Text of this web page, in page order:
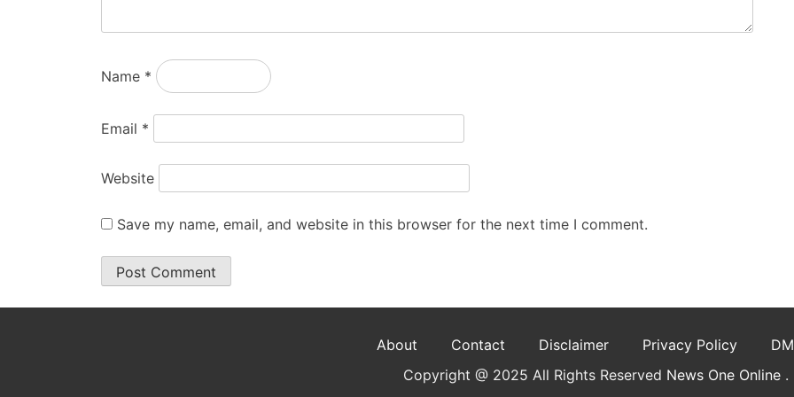
Name *
Email *
Website
Save my name, email, and website in this browser for the next time I comment.
About Contact Disclaimer Privacy Policy
Copyright @ 2025 All Rights Reserved News One Online .